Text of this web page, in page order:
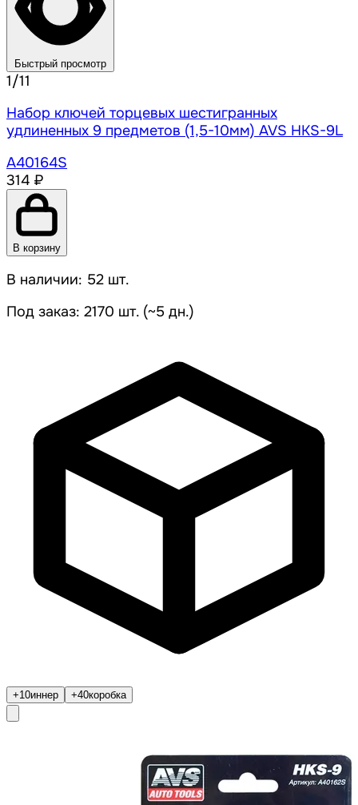
Быстрый просмотр
1/11
Набор ключей торцевых шестигранных
удлиненных 9 предметов (1,5-10мм) AVS HKS-9L
A40164S
314 ₽
В корзину
В наличии: 52 шт.
Под заказ: 2170 шт. (~5 дн.)
+10иннер +40коробка